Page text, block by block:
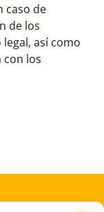
caso de
de los
así como
los